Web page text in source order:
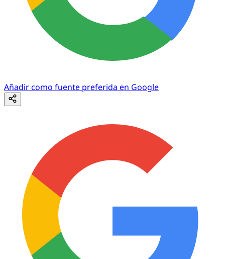
Añadir como fuente preferida en Google